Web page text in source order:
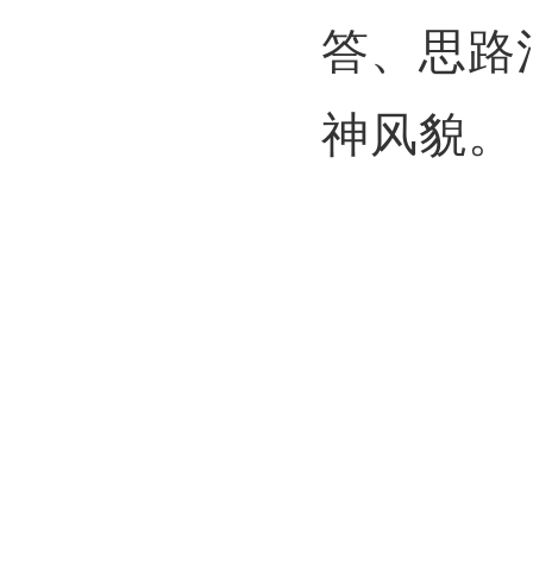
答、思路
神风貌。